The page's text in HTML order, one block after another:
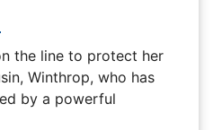
the line to protect her
Winthrop, who has
by a powerful